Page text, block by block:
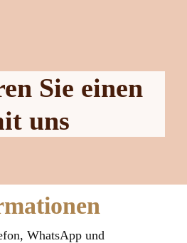
Sie einen
uns
WhatsApp und